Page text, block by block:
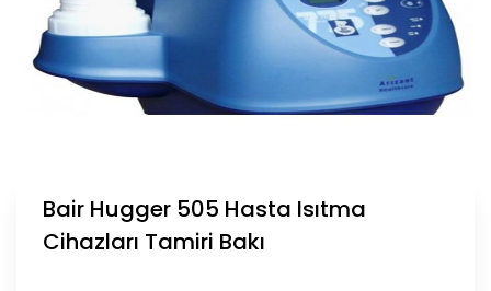
Bair Hugger 505 Hasta Isıtma
Cihazları Tamiri Bakı